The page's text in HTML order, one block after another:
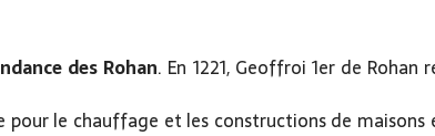
des Rohan. En 1221, Geoffroi 1er de
le chauffage et les constructions de